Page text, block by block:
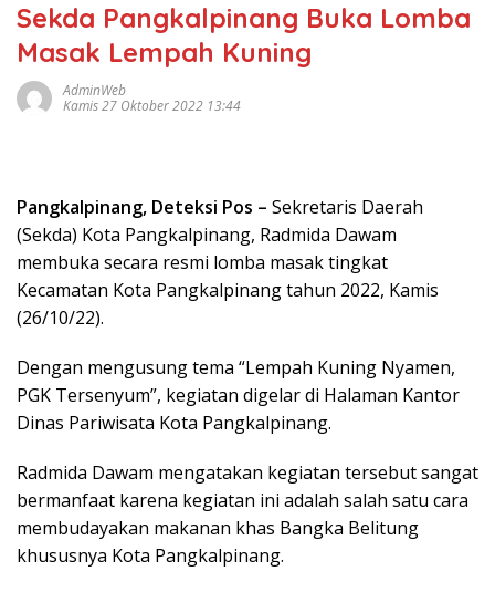
Sekda Pangkalpinang Buka Lomba
Masak Lempah Kuning
AdminWeb
Kamis 27 Oktober 2022 13:44
Pangkalpinang, Deteksi Pos – Sekretaris Daerah
(Sekda) Kota Pangkalpinang, Radmida Dawam
membuka secara resmi lomba masak tingkat
Kecamatan Kota Pangkalpinang tahun 2022, Kamis
(26/10/22).
Dengan mengusung tema “Lempah Kuning Nyamen,
PGK Tersenyum”, kegiatan digelar di Halaman Kantor
Dinas Pariwisata Kota Pangkalpinang.
Radmida Dawam mengatakan kegiatan tersebut sangat
bermanfaat karena kegiatan ini adalah salah satu cara
membudayakan makanan khas Bangka Belitung
khususnya Kota Pangkalpinang.